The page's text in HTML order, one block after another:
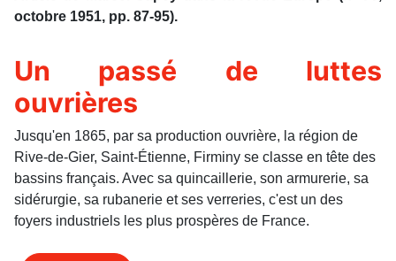
octobre 1951, pp. 87-95).
Un passé de luttes
ouvrières
Jusqu'en 1865, par sa production ouvrière, la région de
Rive-de-Gier, Saint-Étienne, Firminy se classe en tête des
bassins français. Avec sa quincaillerie, son armurerie, sa
sidérurgie, sa rubanerie et ses verreries, c'est un des
foyers industriels les plus prospères de France.